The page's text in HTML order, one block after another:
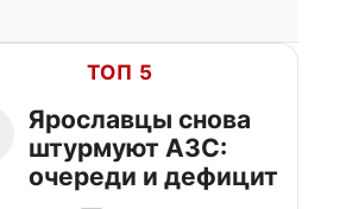
ТОП 5
Ярославцы снова
штурмуют АЗС:
очереди и дефицит